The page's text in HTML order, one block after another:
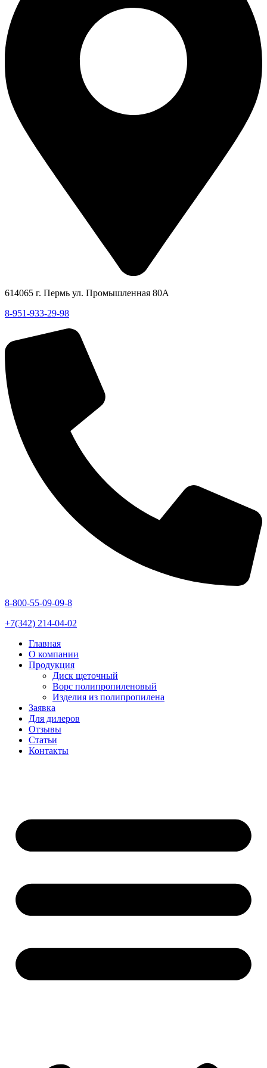
614065 г. Пермь ул. Промышленная 80А
8-951-933-29-98
8-800-55-09-09-8
+7(342) 214-04-02
Главная
О компании
Продукция
Диск щеточный
Ворс полипропиленовый
Изделия из полипропилена
Заявка
Для дилеров
Отзывы
Статьи
Контакты